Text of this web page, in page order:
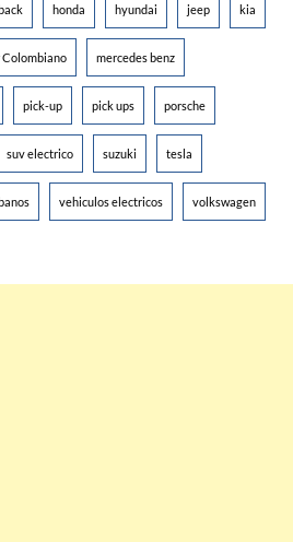
honda hyundai jeep kia
mercedes benz
pick-up pick ups porsche
suv electrico suzuki tesla
vehiculos electricos volkswagen